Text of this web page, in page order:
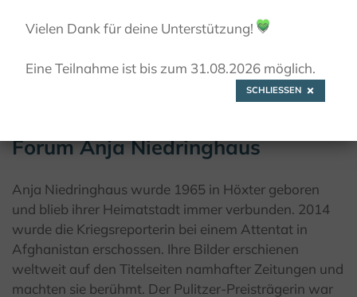
© Silja Polzin / FAN
Forum Anja Niedringhaus
Anja Niedringhaus wurde 1965 in Höxter geboren
und blieb ihrer Heimatstadt immer verbunden. 2014
wurde die Kriegsreporterin bei einem Attentat in
Afghanistan erschossen. Ihre Bilder erschienen
weltweit auf den Titelseiten namhafter Zeitungen und
machten sie berühmt. Der Pulitzer-Preisträgerin war
Vielen Dank für deine Unterstützung! 💚
Eine Teilnahme ist bis zum 31.08.2026 möglich.
SCHLIESSEN